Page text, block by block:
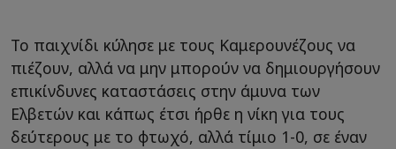
Το παιχνίδι κύλησε με τους Καμερουνέζους να
πιέζουν, αλλά να μην μπορούν να δημιουργήσουν
επικίνδυνες καταστάσεις στην άμυνα των
Ελβετών και κάπως έτσι ήρθε η νίκη για τους
δεύτερους με το φτωχό, αλλά τίμιο 1-0, σε έναν